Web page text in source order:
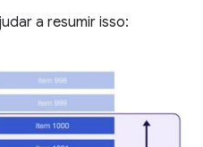
a resumir isso: